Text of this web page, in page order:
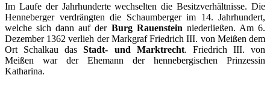
Im Laufe der Jahrhunderte wechselten die Besitzverhältnisse. Die
Henneberger verdrängten die Schaumberger im 14. Jahrhundert,
welche sich dann auf der Burg Rauenstein niederließen. Am 6.
Dezember 1362 verlieh der Markgraf Friedrich III. von Meißen dem
Ort Schalkau das Stadt- und Marktrecht. Friedrich III. von
Meißen war der Ehemann der hennebergischen Prinzessin
Katharina.